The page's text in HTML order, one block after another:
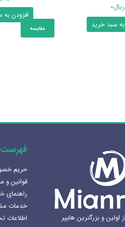
ریال0
سبد خرید
افزودن
مقایسه
اولین و بزرگترین هایپر
حریم
قوانین و
راهنمای
خدمات
اطلاعات
هنرلوکس سازی سرویس بهداشتی
1405-02-07
بهترین سینک ظرفشویی برای
آشپزخانه